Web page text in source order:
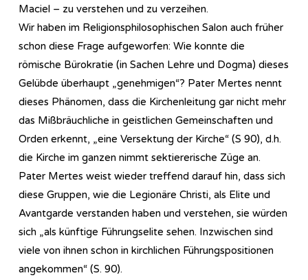
Maciel – zu verstehen und zu verzeihen.
Wir haben im Re­li­gi­ons­phi­lo­so­phi­sch­en Salon auch früher
schon diese Frage aufgeworfen: Wie konnte die
römische Bürokratie (in Sachen Lehre und Dogma) dieses
Gelübde überhaupt „genehmigen“? Pater Mertes nennt
dieses Phänomen, dass die Kirchenleitung gar nicht mehr
das Mißbräuchliche in geistlichen Gemeinschaften und
Orden erkennt, „eine Versektung der Kirche“ (S 90), d.h.
die Kirche im ganzen nimmt sektiererische Züge an.
Pater Mertes weist wieder treffend darauf hin, dass sich
diese Gruppen, wie die Legionäre Christi, als Elite und
Avantgarde verstanden haben und verstehen, sie würden
sich „als künftige Führungselite sehen. Inzwischen sind
viele von ihnen schon in kirchlichen Führungspositionen
angekommen“ (S. 90).